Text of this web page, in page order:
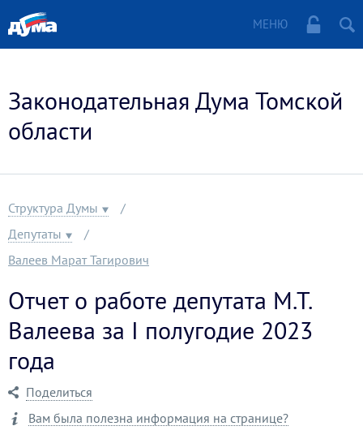
МЕНЮ
Законодательная Дума Томской
области
Структура Думы
Депутаты
Валеев Марат Тагирович
Отчет о работе депутата М.Т.
Валеева за I полугодие 2023
года
Поделиться
Вам была полезна информация на странице?